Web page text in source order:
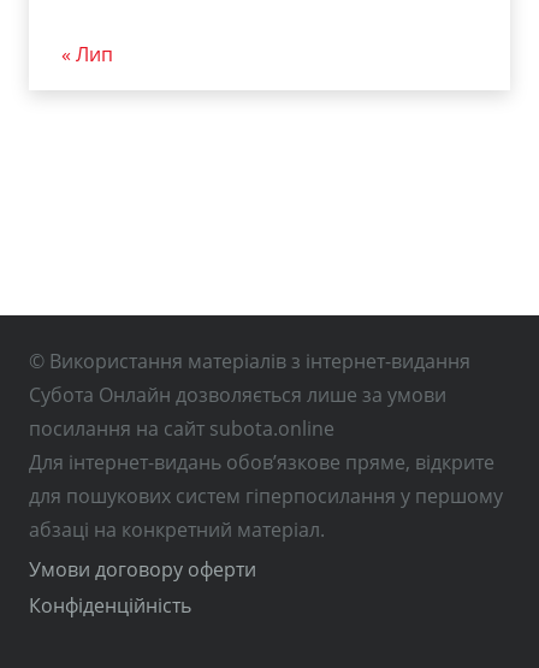
« Лип
© Використання матеріалів з інтернет-видання
Субота Онлайн дозволяється лише за умови
посилання на сайт subota.online
Для інтернет-видань обов’язкове пряме, відкрите
для пошукових систем гіперпосилання у першому
абзаці на конкретний матеріал.
Умови договору оферти
Конфіденційність